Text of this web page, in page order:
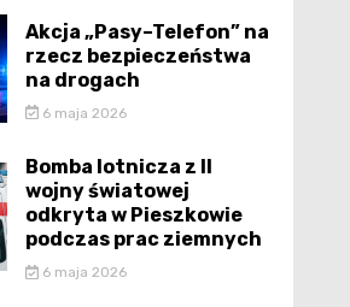
Akcja „Pasy–Telefon” na
rzecz bezpieczeństwa
na drogach
6 maja 2026
Bomba lotnicza z II
wojny światowej
odkryta w Pieszkowie
podczas prac ziemnych
6 maja 2026